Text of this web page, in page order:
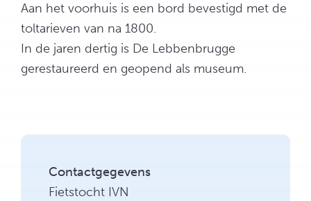
Aan het voorhuis is een bord bevestigd met de
toltarieven van na 1800.
In de jaren dertig is De Lebbenbrugge
gerestaureerd en geopend als museum.
Contactgegevens
Fietstocht IVN